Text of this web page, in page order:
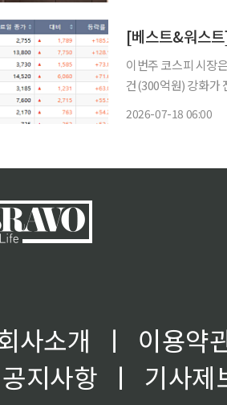
이번주 코스피 시장
건(300억원) 강화가
2026-07-18 06:00
사소개 ㅣ
이용약
공지사항
ㅣ
기사제